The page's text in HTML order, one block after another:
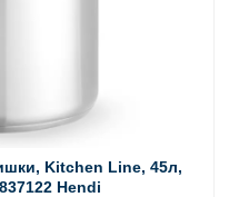
Kitchen Line, 45л,
Hendi